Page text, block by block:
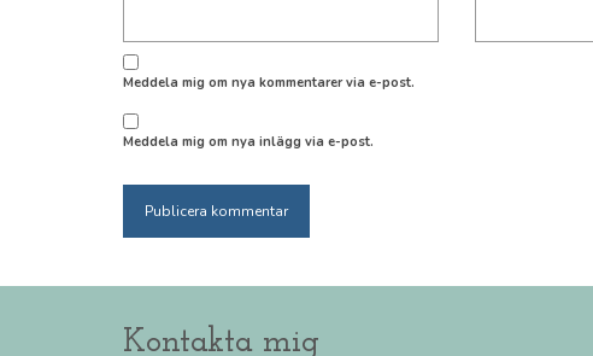
Meddela mig om nya kommentarer via e-post.
Meddela mig om nya inlägg via e-post.
Kontakta mig